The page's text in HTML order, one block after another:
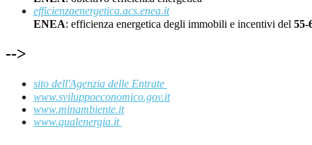
efficienzaenergetica.acs.enea.it
ENEA: efficienza energetica degli immobili e incentivi del 55-
-->
sito dell'Agenzia delle Entrate
www.sviluppoeconomico.gov.it
www.minambiente.it
www.qualenergia.it